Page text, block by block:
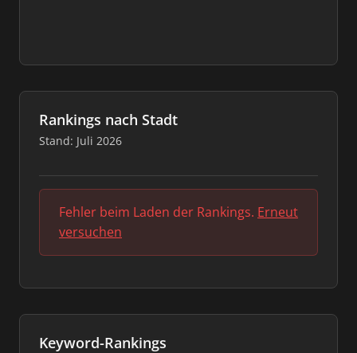
Rankings nach Stadt
Stand: Juli 2026
Fehler beim Laden der Rankings. Erneut
versuchen
Keyword-Rankings